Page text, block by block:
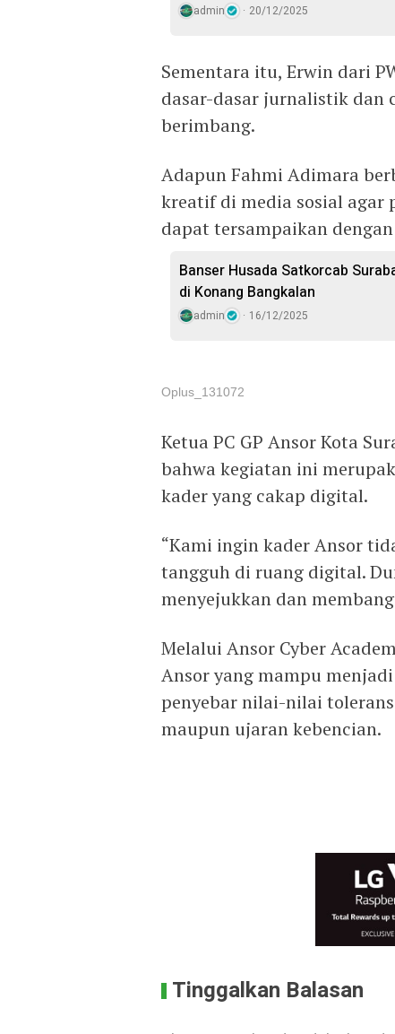
admin 20/12/2025
Sementara itu, Erwin dari
dasar-dasar jurnalistik dan
berimbang.
Adapun Fahmi Adimara
kreatif di media sosial agar
dapat tersampaikan
Banser Husada Satkorcab
di Konang Bangkalan
admin 16/12/2025
Oplus_131072
Ketua PC GP Ansor Kota
bahwa kegiatan ini
kader yang cakap digital.
“Kami ingin kader Ansor
tangguh di ruang digital.
menyejukkan dan
Melalui Ansor Cyber
Ansor yang mampu
penyebar nilai-nilai
maupun ujaran kebencian.
Tinggalkan Balasan